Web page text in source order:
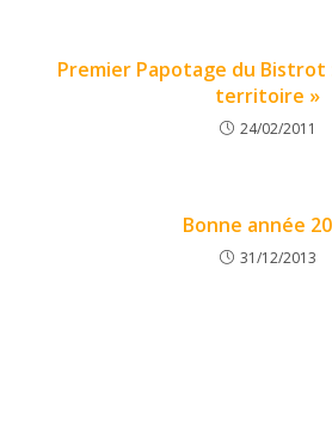
Premier Papotage du Bistrot
territoire »
24/02/2011
Bonne année
31/12/2013